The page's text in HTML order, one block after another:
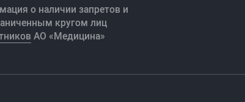
о наличии запретов и
кругом лиц
АО «Медицина»